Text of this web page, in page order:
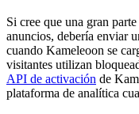
Si cree que una gran
anuncios, debería enviar
cuando Kameleoon se
visitantes utilizan
API de activación de
plataforma de analítica